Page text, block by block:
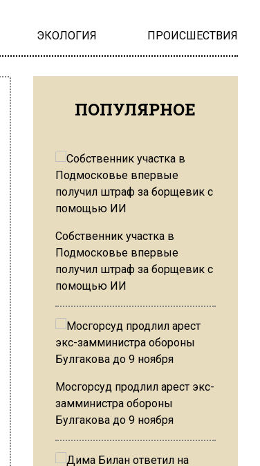
ЭКОЛОГИЯ ПРОИСШЕСТВИЯ
ПОПУЛЯРНОЕ
Собственник участка в
Подмосковье впервые
получил штраф за борщевик с
помощью ИИ
Мосгорсуд продлил арест экс-
замминистра обороны
Булгакова до 9 ноября